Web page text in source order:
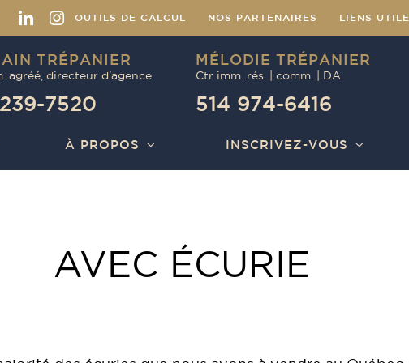
OUTILS DE CALCUL NOS PARTENAIRES LIENS
TRÉPANIER
agréé, directeur d'agence
7520
MÉLODIE TRÉPANIER
Ctr imm. rés. | comm. | DA
514 974-6416
À PROPOS INSCRIVEZ-VOUS
AVEC ÉCURIE